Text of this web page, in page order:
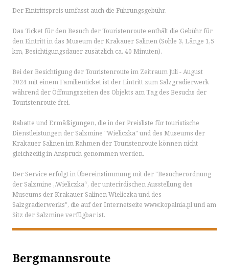
Der Eintrittspreis umfasst auch die Führungsgebühr.
Das Ticket für den Besuch der Touristenroute enthält die Gebühr für
den Eintritt in das Museum der Krakauer Salinen (Sohle 3, Länge 1,5
km, Besichtigungsdauer zusätzlich ca. 40 Minuten).
Bei der Besichtigung der Touristenroute im Zeitraum Juli - August
2024 mit einem Familienticket ist der Eintritt zum Salzgradierwerk
während der Öffnungszeiten des Objekts am Tag des Besuchs der
Touristenroute frei.
Rabatte und Ermäßigungen, die in der Preisliste für touristische
Dienstleistungen der Salzmine "Wieliczka" und des Museums der
Krakauer Salinen im Rahmen der Touristenroute können nicht
gleichzeitig in Anspruch genommen werden.
Der Service erfolgt in Übereinstimmung mit der "Besucherordnung
der Salzmine „Wieliczka“, der unterirdischen Ausstellung des
Museums der Krakauer Salinen Wieliczka und des
Salzgradierwerks", die auf der Internetseite www.kopalnia.pl und am
Sitz der Salzmine verfügbar ist.
Bergmannsroute